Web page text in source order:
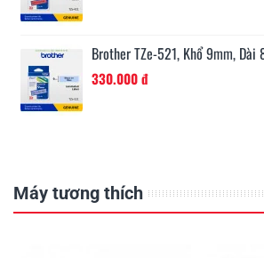
Brother TZe-721, Khổ 9mm, Dài
330.000 đ
Máy tương thích